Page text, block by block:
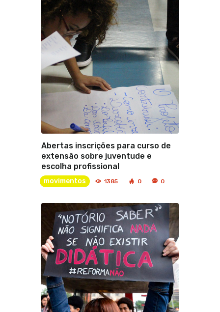
Abertas inscrições para curso de
extensão sobre juventude e
escolha profissional
movimentos 1385 0 0